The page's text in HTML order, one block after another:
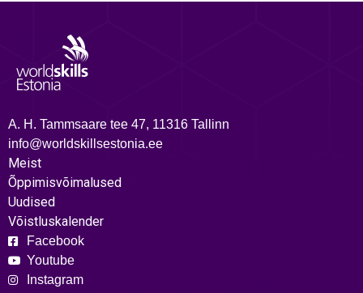
A. H. Tammsaare tee 47, 11316 Tallinn
info@worldskillsestonia.ee
Meist
Õppimisvõimalused
Uudised
Võistluskalender
Facebook
Youtube
Instagram